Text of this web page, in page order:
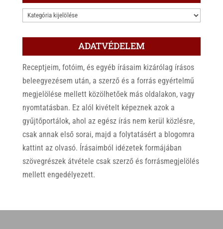
KATEGÓRIÁK
ADATVÉDELEM
Receptjeim, fotóim, és egyéb írásaim kizárólag írásos
beleegyezésem után, a szerző és a forrás egyértelmű
megjelölése mellett közölhetőek más oldalakon, vagy
nyomtatásban. Ez alól kivételt képeznek azok a
gyűjtőportálok, ahol az egész írás nem kerül közlésre,
csak annak első sorai, majd a folytatásért a blogomra
kattint az olvasó. Írásaimból idézetek formájában
szövegrészek átvétele csak szerző és forrásmegjelölés
mellett engedélyezett.